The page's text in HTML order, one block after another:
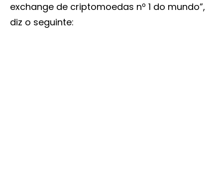
exchange de criptomoedas nº 1 do mundo”,
diz o seguinte: